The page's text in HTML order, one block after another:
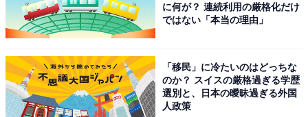
に何が？ 連続利用の厳格化だけ
ではない「本当の理由」
「移民」に冷たいのはどっちな
のか？ スイスの厳格過ぎる学歴
選別と、日本の曖昧過ぎる外国
人政策